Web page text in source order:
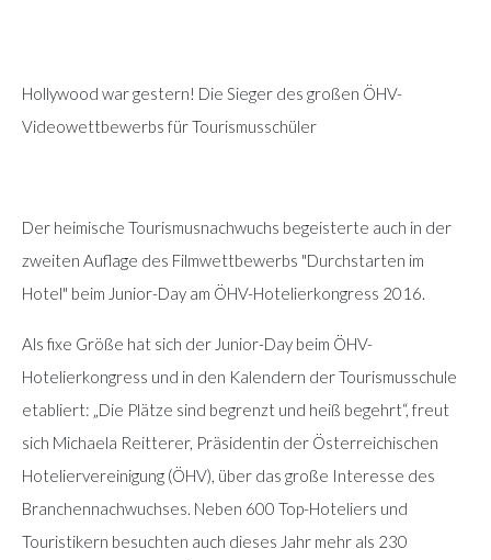
Hollywood war gestern! Die Sieger des großen ÖHV-
Videowettbewerbs für Tourismusschüler
Der heimische Tourismusnachwuchs begeisterte auch in der
zweiten Auflage des Filmwettbewerbs "Durchstarten im
Hotel" beim Junior-Day am ÖHV-Hotelierkongress 2016.
Als fixe Größe hat sich der Junior-Day beim ÖHV-
Hotelierkongress und in den Kalendern der Tourismusschule
etabliert: „Die Plätze sind begrenzt und heiß begehrt“, freut
sich Michaela Reitterer, Präsidentin der Österreichischen
Hoteliervereinigung (ÖHV), über das große Interesse des
Branchennachwuchses. Neben 600 Top-Hoteliers und
Touristikern besuchten auch dieses Jahr mehr als 230